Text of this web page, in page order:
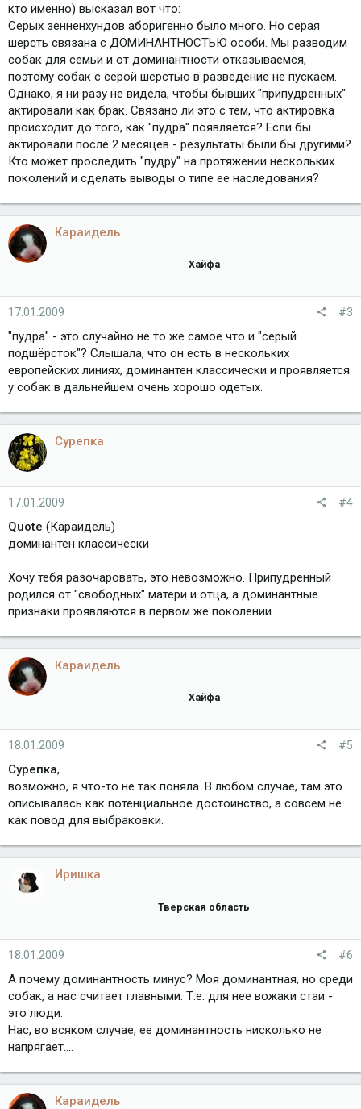
кто именно) высказал вот что:
Серых зенненхундов аборигенно было много. Но серая
шерсть связана с ДОМИНАНТНОСТЬЮ особи. Мы разводим
собак для семьи и от доминантности отказываемся,
поэтому собак с серой шерстью в разведение не пускаем.
Однако, я ни разу не видела, чтобы бывших "припудренных"
актировали как брак. Связано ли это с тем, что актировка
происходит до того, как "пудра" появляется? Если бы
актировали после 2 месяцев - результаты были бы другими?
Кто может проследить "пудру" на протяжении нескольких
поколений и сделать выводы о типе ее наследования?
Караидель
Хайфа
17.01.2009 #3
"пудра" - это случайно не то же самое что и "серый
подшёрсток"? Слышала, что он есть в нескольких
европейских линиях, доминантен классически и проявляется
у собак в дальнейшем очень хорошо одетых.
Сурепка
17.01.2009 #4
Quote (Караидель)
доминантен классически
Хочу тебя разочаровать, это невозможно. Припудренный
родился от "свободных" матери и отца, а доминантные
признаки проявляются в первом же поколении.
Караидель
Хайфа
18.01.2009 #5
Сурепка,
возможно, я что-то не так поняла. В любом случае, там это
описывалась как потенциальное достоинство, а совсем не
как повод для выбраковки.
Иришка
Тверская область
18.01.2009 #6
А почему доминантность минус? Моя доминантная, но среди
собак, а нас считает главными. Т.е. для нее вожаки стаи -
это люди.
Нас, во всяком случае, ее доминантность нисколько не
напрягает....
Караидель